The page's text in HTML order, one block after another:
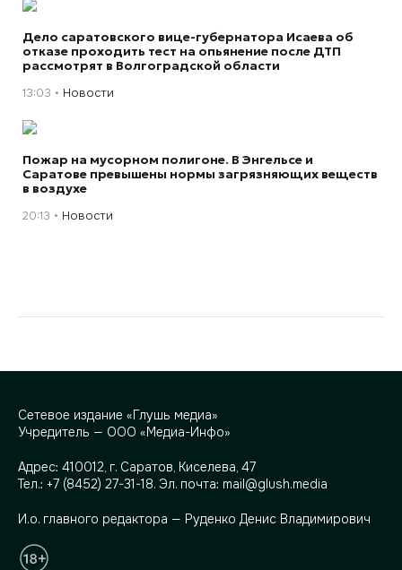
Дело саратовского вице-губернатора Исаева об
отказе проходить тест на опьянение после ДТП
рассмотрят в Волгоградской области
13:03 Новости
Пожар на мусорном полигоне. В Энгельсе и
Саратове превышены нормы загрязняющих веществ
в воздухе
20:13 Новости
Сетевое издание «Глушь медиа»
Учредитель — ООО «Медиа-Инфо»
Адрес: 410012, г. Саратов, Киселева, 47
Тел.: +7 (8452) 27-31-18. Эл. почта: mail@glush.media
И.о. главного редактора — Руденко Денис Владимирович